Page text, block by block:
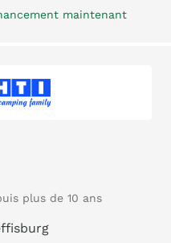
maintenant
plus de 10 ans